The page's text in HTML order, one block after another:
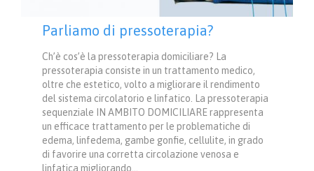
Parliamo di pressoterapia?
Ch’è cos’è la pressoterapia domiciliare? La
pressoterapia consiste in un trattamento medico,
oltre che estetico, volto a migliorare il rendimento
del sistema circolatorio e linfatico. La pressoterapia
sequenziale IN AMBITO DOMICILIARE rappresenta
un efficace trattamento per le problematiche di
edema, linfedema, gambe gonfie, cellulite, in grado
di favorire una corretta circolazione venosa e
linfatica migliorando…